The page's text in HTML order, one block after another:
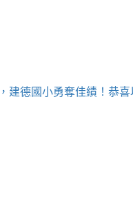
建德國小勇奪佳績！恭